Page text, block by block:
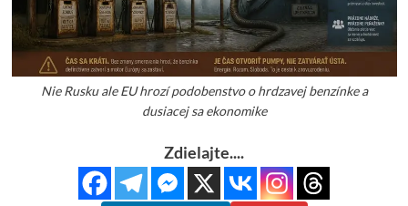
Nie Rusku ale EU hrozí podobenstvo o hrdzavej benzínke a
dusiacej sa ekonomike
Zdielajte....